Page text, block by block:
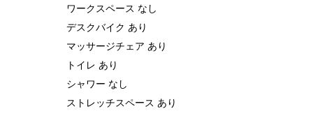
ワークスペース なし
デスクバイク あり
マッサージチェア あり
トイレ あり
シャワー なし
ストレッチスペース あり